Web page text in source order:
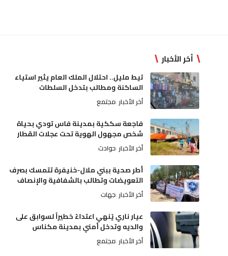
أخر الأخبار
تيط مليل.. احتلال الملك العام يثير استياء
الساكنة ومطالب بتدخل السلطات
أخر الأخبار مجتمع
فاجعة سككية بمدينة فاس تودي بحياة
شخص مجهول الهوية تحت عجلات القطار
أخر الأخبار حوادث
أطر صحية ببني ملال-خنيفرة تتمسك بصرف
التعويضات وتطالب بالشفافية والإنصاف
أخر الأخبار جهات
عيار ناري يُنهي اعتداءً خطيراً لسوابق على
والديه وتدخل أمني بمدينة مكناس
أخر الأخبار مجتمع